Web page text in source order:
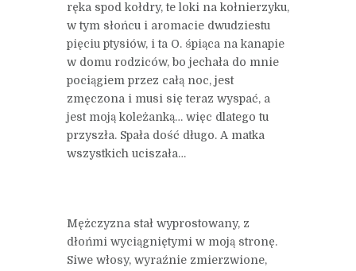
ręka spod kołdry, te loki na kołnierzyku,
w tym słońcu i aromacie dwudziestu
pięciu ptysiów, i ta O. śpiąca na kanapie
w domu rodziców, bo jechała do mnie
pociągiem przez całą noc, jest
zmęczona i musi się teraz wyspać, a
jest moją koleżanką… więc dlatego tu
przyszła. Spała dość długo. A matka
wszystkich uciszała…
Mężczyzna stał wyprostowany, z
dłońmi wyciągniętymi w moją stronę.
Siwe włosy, wyraźnie zmierzwione,